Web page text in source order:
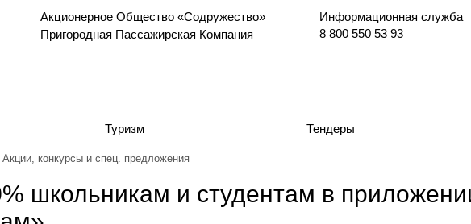
Акционерное Общество «Содружество»
Пригородная Пассажирская Компания
Информационная служба
8 800 550 53 93
Туризм Тендеры
Акции, конкурсы и спец. предложения
школьникам и студентам в